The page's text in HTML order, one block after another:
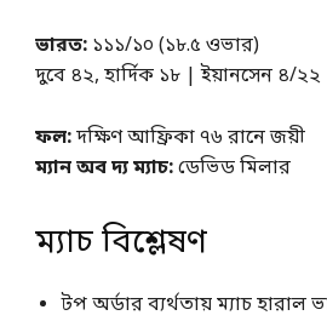
ভারত:১১১/১০ (১৮.৫ ওভার)
দুবে ৪২, হার্দিক ১৮ | ইয়ানসেন ৪/২২
ফল:দক্ষিণ আফ্রিকা ৭৬ রানে জয়ী
ম্যান অব দ্য ম্যাচ:ডেভিড মিলার
ম্যাচ বিশ্লেষণ
টপ অর্ডার ব্যর্থতায় ম্যাচ হারাল